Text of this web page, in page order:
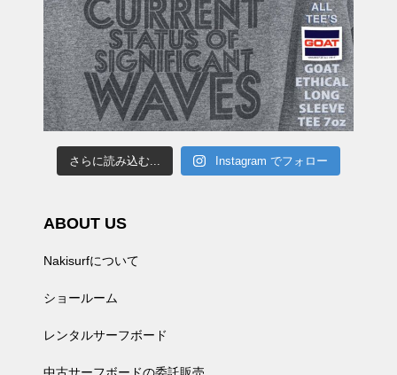
さらに読み込む... Instagram でフォロー
ABOUT US
Nakisurfについて
ショールーム
レンタルサーフボード